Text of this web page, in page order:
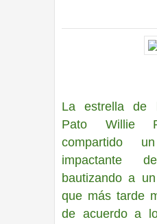
La estrella de
Pato Willie
compartido
impactante
bautizando a
que más tarde
de acuerdo a